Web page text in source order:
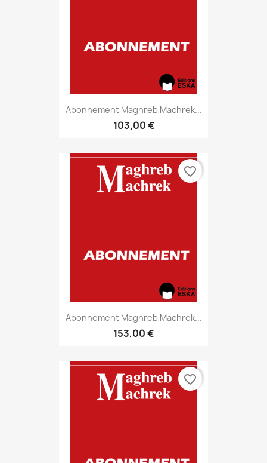
Abonnement Maghreb Machrek...
103,00 €
Abonnement Maghreb Machrek...
153,00 €
favorite_border
favorite_border